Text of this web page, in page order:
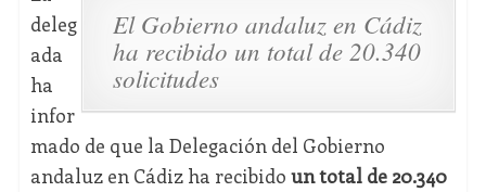
El Gobierno andaluz en Cádiz
ha recibido un total de 20.340
solicitudes
deleg
ada
ha
infor
mado de que la Delegación del Gobierno
andaluz en Cádiz ha recibido un total de 20.340